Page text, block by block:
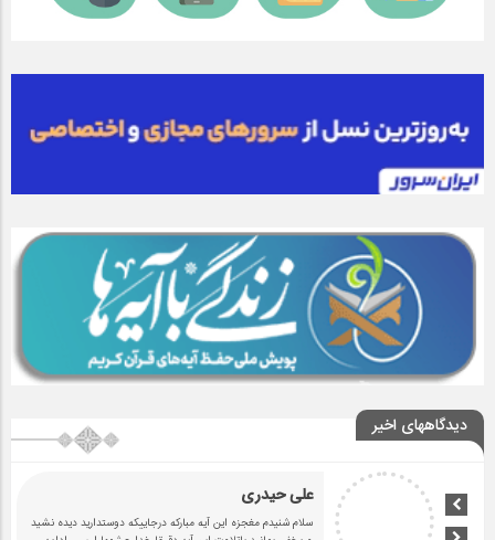
دیدگاههای اخیر
علی حیدری
سلام شنیدم مغجزه این آیه مبارکه درجاییکه دوستدارید دیده نشید